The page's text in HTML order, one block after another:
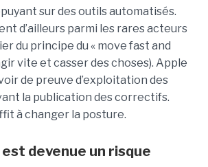
sur des outils automatisés.
d’ailleurs parmi les rares acteurs
du principe du « move fast and
vite et casser des choses). Apple
de preuve d’exploitation des
la publication des correctifs.
à changer la posture.
devenue un risque